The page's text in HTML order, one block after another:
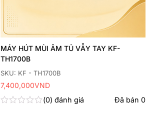
SKU: KF - TH1700B
MÁY HÚT MÙI ÂM TỦ VẪY TAY KF-
TH1700B
0 đánh giá Đã bán0
7,400,000VND